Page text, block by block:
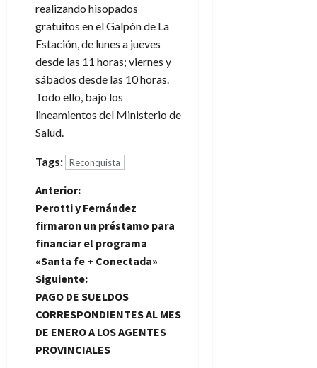
realizando hisopados
gratuitos en el Galpón de La
Estación, de lunes a jueves
desde las 11 horas; viernes y
sábados desde las 10 horas.
Todo ello, bajo los
lineamientos del Ministerio de
Salud.
Tags: Reconquista
N
a
v
e
g
a
Anterior:
Perotti y Fernández
firmaron un préstamo para
financiar el programa
«Santa fe + Conectada»
Siguiente:
PAGO DE SUELDOS
CORRESPONDIENTES AL MES
DE ENERO A LOS AGENTES
PROVINCIALES